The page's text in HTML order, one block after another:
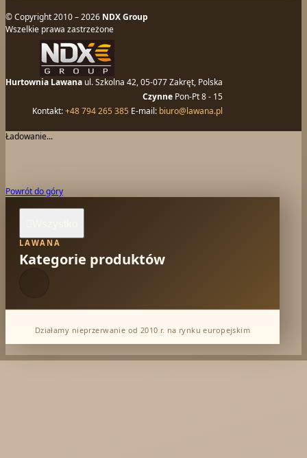
Hurtownia Lawana ul. Szkolna 42, 05-077 Zakręt, Polska
Czynne Pon-Pt 8 - 15
Kontakt:+48 794 265 385 E-mail: biuro@lawana.pl
© Copyright 2010 – 2026 NDX Group
Wszelkie prawa zastrzeżone
Ładowanie...
Powrót do góry
LAWANA
Kategorie produktów
*** Dostawa Indie Maj'26
Działamy nieprzerwanie od 2010 r. na rynku europejskim